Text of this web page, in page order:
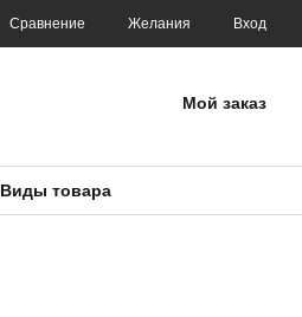
Сравнение Желания Вход
Мой заказ
Виды товара